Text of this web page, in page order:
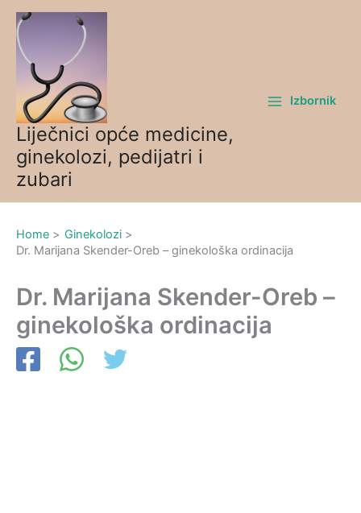
Skip
content
Liječnici opće medicine,
ginekolozi, pedijatri i
zubari
Izbornik
Home
Ginekolozi
Dr. Marijana Skender-Oreb – ginekološka ordinacija
Dr. Marijana Skender-Oreb –
ginekološka ordinacija